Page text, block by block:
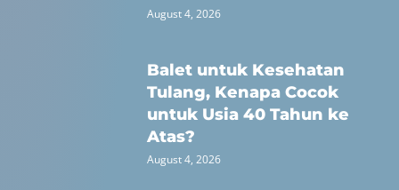
August 4, 2026
Balet untuk Kesehatan
Tulang, Kenapa Cocok
untuk Usia 40 Tahun ke
Atas?
August 4, 2026